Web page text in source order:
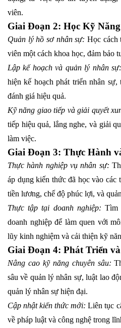
viên.
Giai Đoạn 2: Học Kỹ
Quản lý hồ sơ nhân sự: Học cách
viên một cách khoa học, đảm bảo
Lập kế hoạch và quản lý nhân sự:
hiện kế hoạch phát triển nhân
đánh giá hiệu quả.
Kỹ năng giao tiếp và giải quyết
tiếp hiệu quả, lắng nghe, và giải
làm việc.
Giai Đoạn 3: Thực Hành
Thực hành nghiệp vụ nhân sự:
áp dụng kiến thức đã học vào
tiền lương, chế độ phúc lợi, và
Thực tập tại doanh nghiệp: Tìm
doanh nghiệp để làm quen với
lũy kinh nghiệm và cải thiện kỹ
Giai Đoạn 4: Phát Triển
Nâng cao kỹ năng chuyên sâu:
sâu về quản lý nhân sự, luật lao
quản lý nhân sự hiện đại.
Cập nhật kiến thức mới: Liên tục
về pháp luật và công nghệ trong